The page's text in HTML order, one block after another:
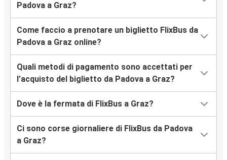
Padova a Graz?
Come faccio a prenotare un biglietto FlixBus da
Padova a Graz online?
Quali metodi di pagamento sono accettati per
l’acquisto del biglietto da Padova a Graz?
Dove è la fermata di FlixBus a Graz?
Ci sono corse giornaliere di FlixBus da Padova
a Graz?